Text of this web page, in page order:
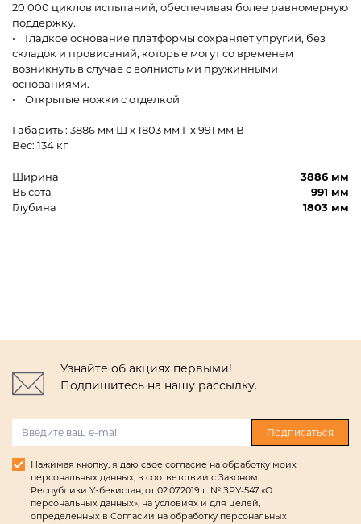
20 000 циклов испытаний, обеспечивая более равномерную
поддержку.
• Гладкое основание платформы сохраняет упругий, без
складок и провисаний, которые могут со временем
возникнуть в случае с волнистыми пружинными
основаниями.
• Открытые ножки с отделкой
Габариты: 3886 мм Ш x 1803 мм Г x 991 мм В
Вес: 134 кг
Ширина
3886 мм
Высота
991 мм
Глубина
1803 мм
Узнайте об акциях первыми!
Подпишитесь на нашу рассылку.
Подписаться
Нажимая кнопку, я даю свое согласие на обработку моих
персональных данных, в соответствии с Законом
Республики Узбекистан, от 02.07.2019 г. № ЗРУ-547 «О
персональных данных», на условиях и для целей,
определенных в Согласии на обработку персональных